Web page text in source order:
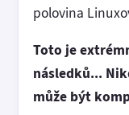
polovina
Toto je
následků...
může být